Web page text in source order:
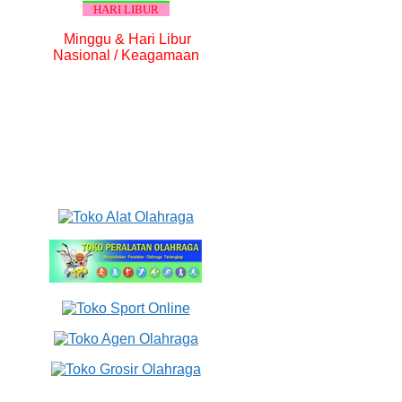
HARI LIBUR
Minggu & Hari Libur
Nasional / Keagamaan